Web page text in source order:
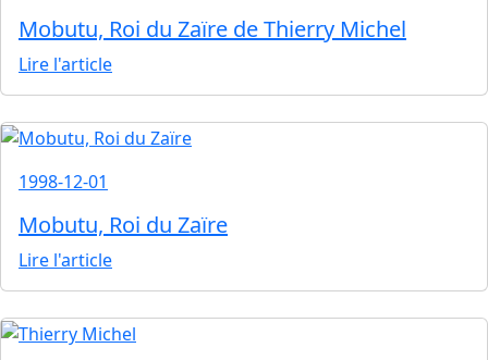
Mobutu, Roi du Zaïre de Thierry Michel
Lire l'article
1998-12-01
Mobutu, Roi du Zaïre
Lire l'article